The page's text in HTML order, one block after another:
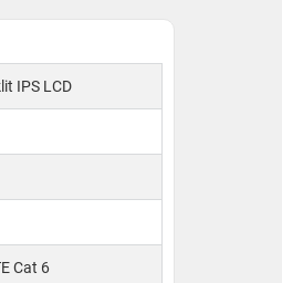
IPS LCD
Cat 6